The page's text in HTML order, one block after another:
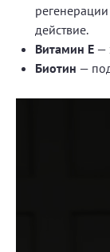
действие.
Витамин Е —
Биотин —